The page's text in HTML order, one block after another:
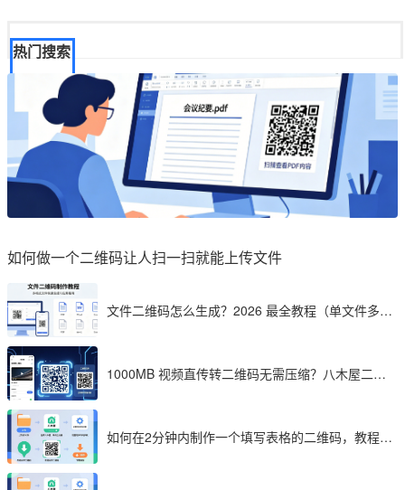
热门搜索
如何做一个二维码让人扫一扫就能上传文件
文件二维码怎么生成？2026 最全教程（单文件多文
1000MB 视频直传转二维码无需压缩？八木屋二维
如何在2分钟内制作一个填写表格的二维码，教程分